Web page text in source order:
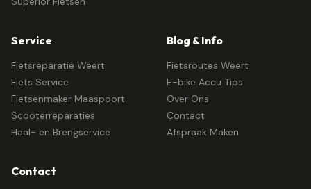
Service
Fietsreparatie Weert
Fiets Service
Fietsenmaker Maaspoort
Scooterreparaties
Haal- en Brengservice
Blog & Info
Fietsroutes Weert
E-bike Accu Tips
Over Ons
Contact
Afspraak Maken
Contact